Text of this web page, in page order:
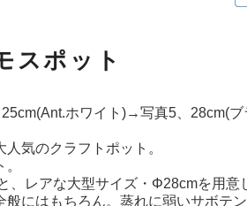
スポット
ホワイト)→写真5、28cm(
気のクラフトポット。
、レアな大型サイズ・Φ28cmを用意
にはもちろん。蒸れに弱いサボテ